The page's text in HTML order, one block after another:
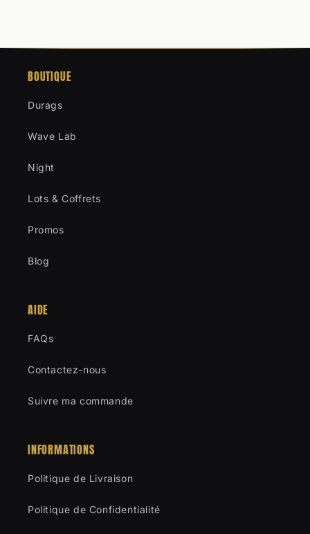
BOUTIQUE
Durags
Wave Lab
Night
Lots & Coffrets
Promos
Blog
AIDE
FAQs
Contactez-nous
Suivre ma commande
INFORMATIONS
Politique de Livraison
Politique de Confidentialité